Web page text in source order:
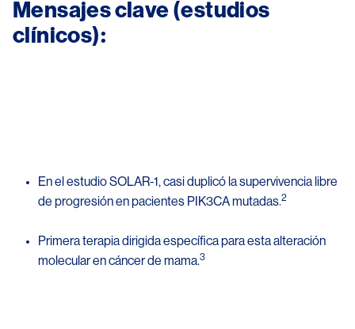
Mensajes clave (estudios
clínicos):
En el estudio SOLAR-1, casi duplicó la supervivencia libre
de progresión en pacientes PIK3CA mutadas.2
Primera terapia dirigida específica para esta alteración
molecular en cáncer de mama.3